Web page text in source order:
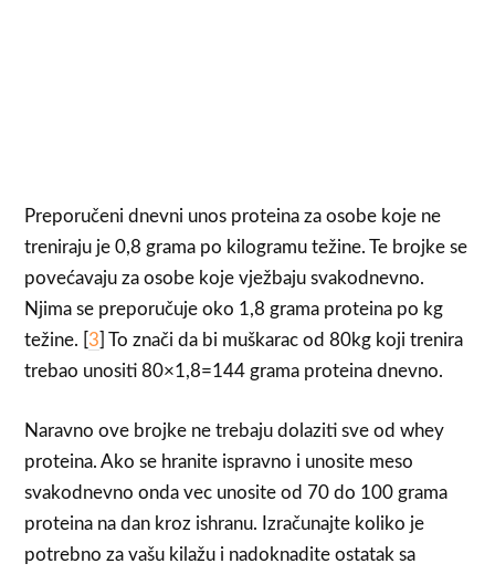
Preporučeni dnevni unos proteina za osobe koje ne
treniraju je 0,8 grama po kilogramu težine. Te brojke se
povećavaju za osobe koje vježbaju svakodnevno.
Njima se preporučuje oko 1,8 grama proteina po kg
težine. [ 3 ] To znači da bi muškarac od 80kg koji trenira
trebao unositi 80×1,8=144 grama proteina dnevno.
Naravno ove brojke ne trebaju dolaziti sve od whey
proteina. Ako se hranite ispravno i unosite meso
svakodnevno onda vec unosite od 70 do 100 grama
proteina na dan kroz ishranu. Izračunajte koliko je
potrebno za vašu kilažu i nadoknadite ostatak sa